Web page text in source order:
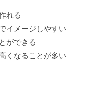
れる
イメージしやすい
ができる
くなることが多い